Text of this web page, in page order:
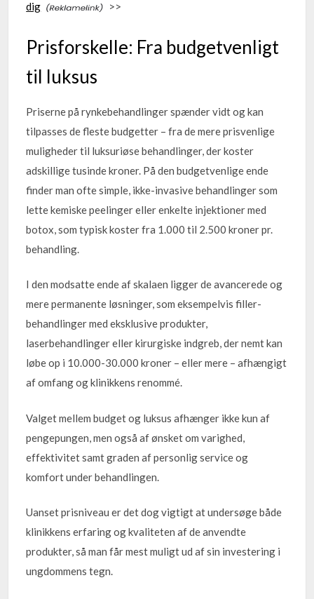
dig >>
Prisforskelle: Fra budgetvenligt
til luksus
Priserne på rynkebehandlinger spænder vidt og kan
tilpasses de fleste budgetter – fra de mere prisvenlige
muligheder til luksuriøse behandlinger, der koster
adskillige tusinde kroner. På den budgetvenlige ende
finder man ofte simple, ikke-invasive behandlinger som
lette kemiske peelinger eller enkelte injektioner med
botox, som typisk koster fra 1.000 til 2.500 kroner pr.
behandling.
I den modsatte ende af skalaen ligger de avancerede og
mere permanente løsninger, som eksempelvis filler-
behandlinger med eksklusive produkter,
laserbehandlinger eller kirurgiske indgreb, der nemt kan
løbe op i 10.000-30.000 kroner – eller mere – afhængigt
af omfang og klinikkens renommé.
Valget mellem budget og luksus afhænger ikke kun af
pengepungen, men også af ønsket om varighed,
effektivitet samt graden af personlig service og
komfort under behandlingen.
Uanset prisniveau er det dog vigtigt at undersøge både
klinikkens erfaring og kvaliteten af de anvendte
produkter, så man får mest muligt ud af sin investering i
ungdommens tegn.